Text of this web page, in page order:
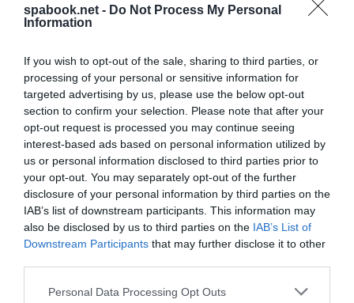
spabook.net - Do Not Process My Personal
Information
If you wish to opt-out of the sale, sharing to third parties, or
processing of your personal or sensitive information for
targeted advertising by us, please use the below opt-out
section to confirm your selection. Please note that after your
opt-out request is processed you may continue seeing
interest-based ads based on personal information utilized by
us or personal information disclosed to third parties prior to
your opt-out. You may separately opt-out of the further
disclosure of your personal information by third parties on the
IAB’s list of downstream participants. This information may
also be disclosed by us to third parties on the IAB’s List of
Downstream Participants that may further disclose it to other
Please note that this website/app uses one or more Google
Personal Data Processing Opt Outs
View this post on Instagram
A post shared by Balaton Park Circuit (@balatonpark)
A térség turizmusa mellett az ország egészének
idegenforgalmi potenciálja is növekedhet, hiszen ez a
Forma-1, ami lényegében 1986 óta szimbolikus